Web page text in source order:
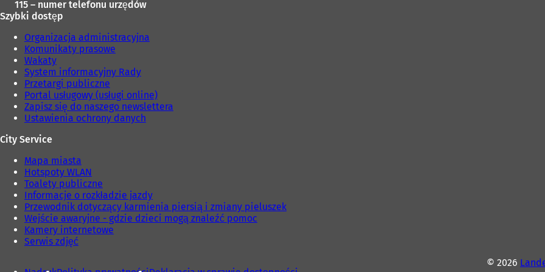
115 – numer telefonu urzędów
Szybki dostęp
Organizacja administracyjna
Komunikaty prasowe
Wakaty
System informacyjny Rady
Przetargi publiczne
Portal usługowy (usługi online)
Zapisz się do naszego newslettera
Ustawienia ochrony danych
City Service
Mapa miasta
Hotspoty WLAN
Toalety publiczne
Informacje o rozkładzie jazdy
Przewodnik dotyczący karmienia piersią i zmiany pieluszek
Wejście awaryjne - gdzie dzieci mogą znaleźć pomoc
Kamery internetowe
Serwis zdjęć
© 2026